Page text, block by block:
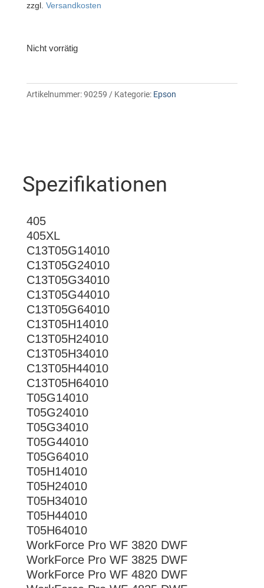
zzgl. Versandkosten
Nicht vorrätig
Artikelnummer:90259 Kategorie: Epson
Spezifikationen
405
405XL
C13T05G14010
C13T05G24010
C13T05G34010
C13T05G44010
C13T05G64010
C13T05H14010
C13T05H24010
C13T05H34010
C13T05H44010
C13T05H64010
T05G14010
T05G24010
T05G34010
T05G44010
T05G64010
T05H14010
T05H24010
T05H34010
T05H44010
T05H64010
WorkForce Pro WF 3820 DWF
WorkForce Pro WF 3825 DWF
WorkForce Pro WF 4820 DWF